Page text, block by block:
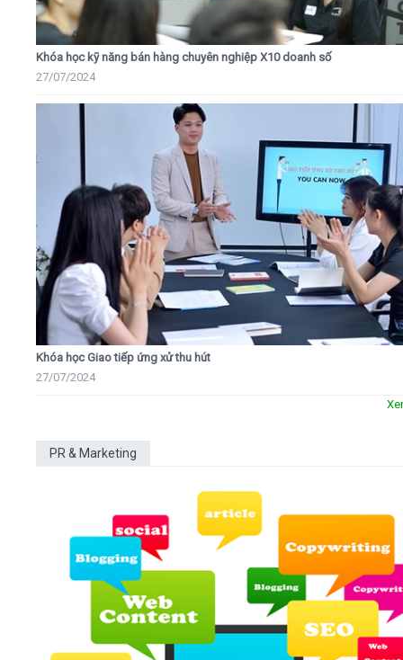
Khóa học kỹ năng bán hàng chuyên nghiệp X10 doanh số
27/07/2024
Khóa học Giao tiếp ứng xử thu hút
27/07/2024
PR & Marketing